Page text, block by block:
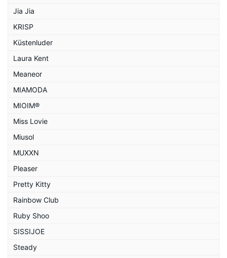
Jia Jia
KRISP
Küstenluder
Laura Kent
Meaneor
MIAMODA
MIOIM®
Miss Lovie
Miusol
MUXXN
Pleaser
Pretty Kitty
Rainbow Club
Ruby Shoo
SISSIJOE
Steady